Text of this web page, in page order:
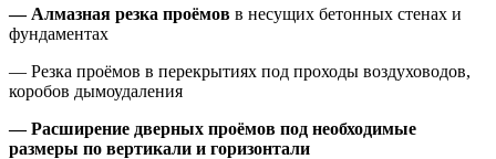
— Алмазная резка проёмов в несущих бетонных стенах и
фундаментах
— Резка проёмов в перекрытиях под проходы воздуховодов,
коробов дымоудаления
— Расширение дверных проёмов под необходимые
размеры по вертикали и горизонтали